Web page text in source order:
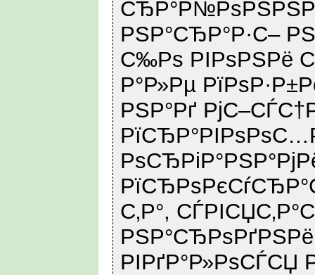
РЅР°СЂР°Р·С–
С‰Рѕ РІРѕРЅРё
Р°Р»Рµ
РЅР°Рґ
С‚Р°,
РІРґР°Р»РѕСЃСЏ